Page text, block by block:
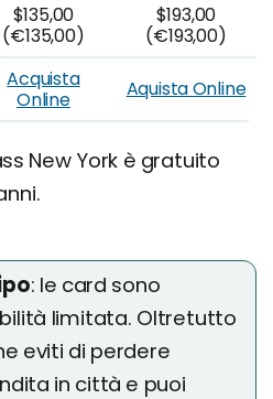
$135,00
(€135,00)
$193,00
(€193,00)
Acquista
Online
Aquista Online
New York è gratuito
: le card sono
limitata. Oltretutto
eviti di perdere
in città e puoi